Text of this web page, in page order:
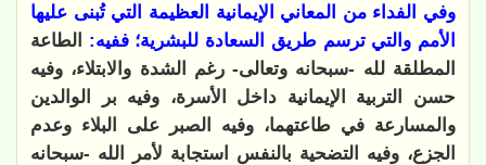
وفي الفداء من المعاني الإيمانية العظيمة التي تُبنى عليها
الأمم والتي ترسم طريق السعادة للبشرية؛ ففيه: الطاعة
المطلقة لله -سبحانه وتعالى- رغم الشدة والابتلاء، وفيه
حسن التربية الإيمانية داخل الأسرة، وفيه بر الوالدين
والمسارعة في طاعتهما، وفيه الصبر على البلاء وعدم
الجزع، وفيه التضحية بالنفس استجابة لأمر الله -سبحانه